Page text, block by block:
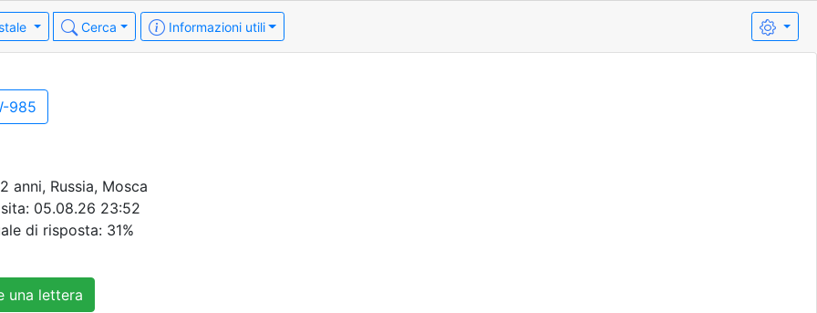
Cerca Informazioni utili
985
anni, Russia, Mosca
05.08.26 23:52
di risposta: 31%
una lettera